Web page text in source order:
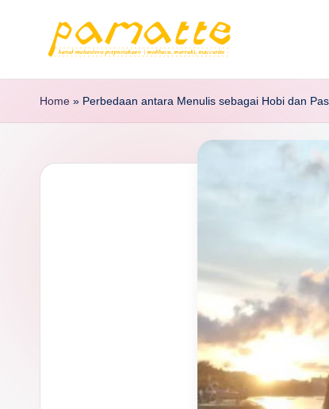
Home » Perbedaan antara Menulis sebagai Hobi dan